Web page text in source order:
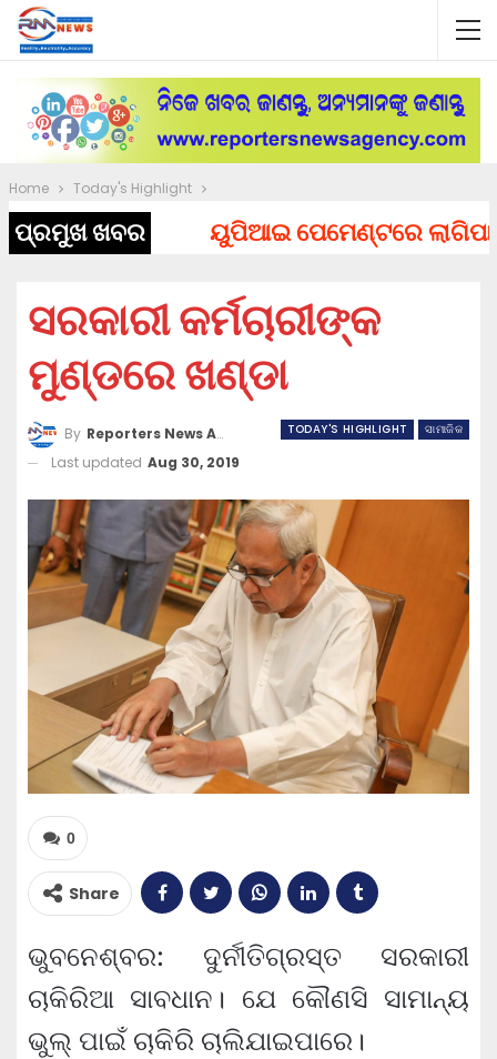
Home Today's Highlight
ପ୍ରମୁଖ ଖବର ୟୁପିଆଇ ପେମେଣ୍ଟରେ ଲାଗିପାରେ
ସରକାରୀ କର୍ମଚାରୀଙ୍କ
ମୁଣ୍ଡରେ ଖଣ୍ଡା
TODAY'S HIGHLIGHT ସାମାଜିକ
By Reporters News Agency
Last updated Aug 30, 2019
0
Share
ଭୁବନେଶ୍ବର: ଦୁର୍ନୀତିଗ୍ରସ୍ତ ସରକାରୀ
ଚାକିରିଆ ସାବଧାନ। ଯେ କୌଣସି ସାମାନ୍ୟ
ଭୁଲ୍ ପାଇଁ ଚାକିରି ଚାଲିଯାଇପାରେ।